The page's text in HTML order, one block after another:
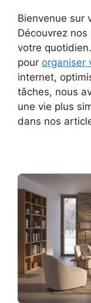
Bienvenue sur
Découvrez
votre
pour organiser
internet,
tâches, nous
une vie plus
dans nos